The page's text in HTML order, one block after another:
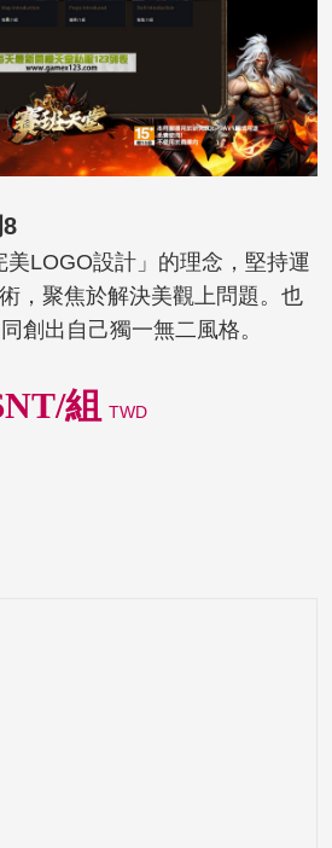
美LOGO設計」的理念，堅持運
，聚焦於解決美觀上問題。也
創出自己獨一無二風格。
組 TWD